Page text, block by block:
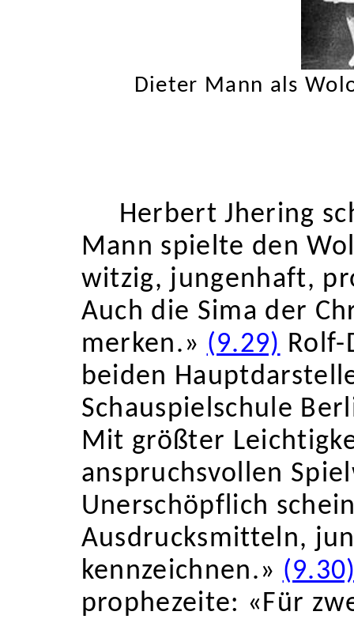
Dieter Mann als
Herbert Jhering
Mann spielte den
witzig, jungenhaft,
Auch die Sima der
merken.» (9.29)
beiden
Schauspielschule
Mit größter
anspruchsvollen
Unerschöpflich
Ausdrucksmitteln,
kennzeichnen.»
prophezeite: «Für